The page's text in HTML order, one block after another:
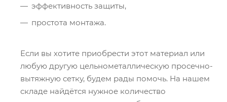
эффективность защиты,
простота монтажа.
Если вы хотите приобрести этот материал или
любую другую цельнометаллическую просечно-
вытяжную сетку, будем рады помочь. На нашем
складе найдётся нужное количество